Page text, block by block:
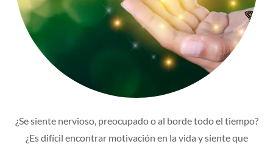
¿Se siente nervioso, preocupado o al borde todo el tiempo?
¿Es difícil encontrar motivación en la vida y siente que